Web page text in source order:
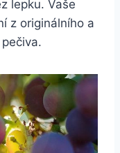
lepku. Vaše
z originálního a